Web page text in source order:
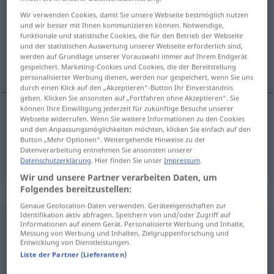
Übersicht aller Übersetzungen
(Für mehr Details die Übersetzung anklicken/antippen)
имати поверења
иматиповерења(jemandemodauf jemandenу
) vertrauen
Synonyme für "vertrauen"
glauben
Wir verwenden Cookies, damit Sie unsere Webseite bestmöglich nutzen
und wir besser mit Ihnen kommunizieren können. Notwendige,
funktionale und statistische Cookies, die für den Betrieb der Webseite
und der statistischen Auswertung unserer Webseite erforderlich sind,
werden auf Grundlage unserer Vorauswahl immer auf Ihrem Endgerät
gespeichert. Marketing-Cookies und Cookies, die der Bereitstellung
personalisierter Werbung dienen, werden nur gespeichert, wenn Sie uns
durch einen Klick auf den „Akzeptieren“-Button Ihr Einverständnis
geben. Klicken Sie ansonsten auf „Fortfahren ohne Akzeptieren“. Sie
können Ihre Einwilligung jederzeit für zukünftige Besuche unserer
Webseite widerrufen. Wenn Sie weitere Informationen zu den Cookies
und den Anpassungsmöglichkeiten möchten, klicken Sie einfach auf den
Button „Mehr Optionen“. Weitergehende Hinweise zu der
Datenverarbeitung entnehmen Sie ansonsten unserer
Datenschutzerklärung. Hier finden Sie unserImpressum.
Wir und unsere Partner verarbeiten Daten, um
Folgendes bereitzustellen:
Genaue Geolocation-Daten verwenden. Geräteeigenschaften zur
Identifikation aktiv abfragen. Speichern von und/oder Zugriff auf
Informationen auf einem Gerät. Personalisierte Werbung und Inhalte,
Messung von Werbung und Inhalten, Zielgruppenforschung und
Entwicklung von Dienstleistungen.
Liste der Partner (Lieferanten)